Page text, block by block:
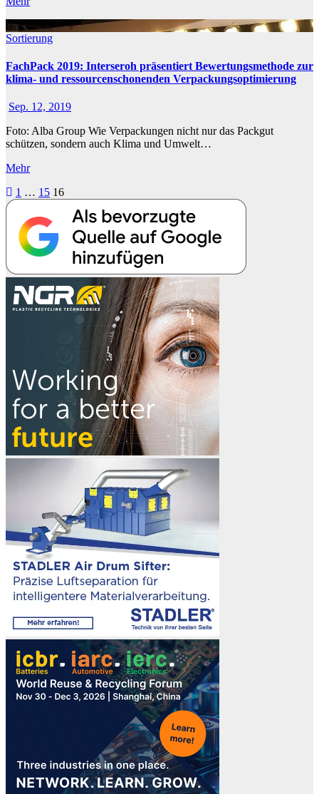
Sortierung
FachPack 2019: Interseroh präsentiert Bewertungsmethode zur
klima- und ressourcenschonenden Verpackungsoptimierung
Sep. 12, 2019
Foto: Alba Group Wie Verpackungen nicht nur das Packgut
schützen, sondern auch Klima und Umwelt…
Mehr
Seitennummerierung
der
Beiträge
1 … 15 16